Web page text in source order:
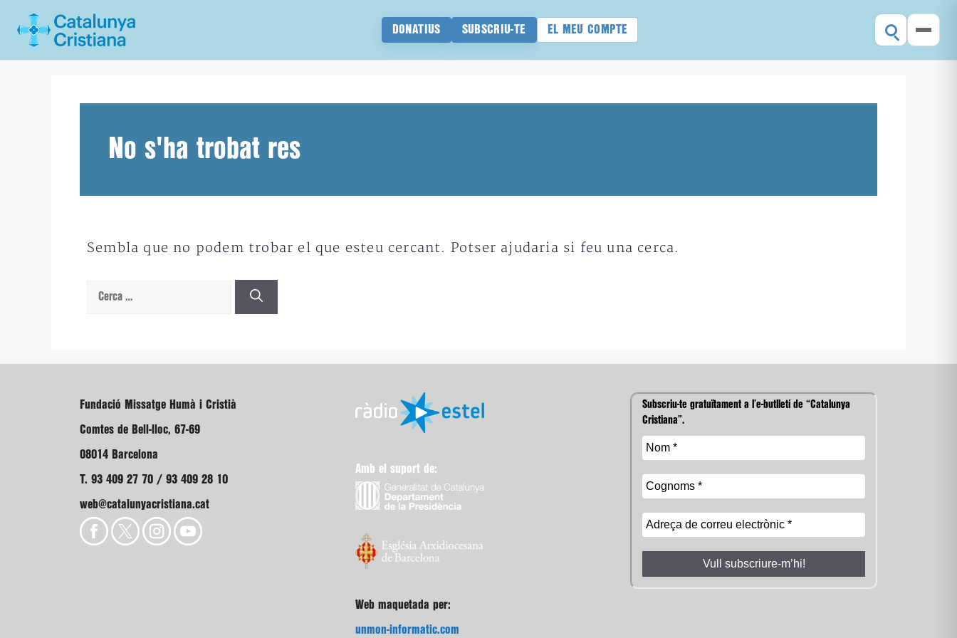
DONATIUS SUBSCRIU-TE EL MEU COMPTE
No s'ha trobat res
Sembla que no podem trobar el que esteu cercant. Potser ajudaria si feu una cerca.
Cerca:
Fundació Missatge Humà i Cristià
Comtes de Bell-lloc, 67-69
08014 Barcelona
T. 93 409 27 70 / 93 409 28 10
web@catalunyacristiana.cat
Amb el suport de:
Web maquetada per:
unmon-informatic.com
Subscriu-te gratuïtament a l’e-butlletí de “Catalunya
Cristiana”.